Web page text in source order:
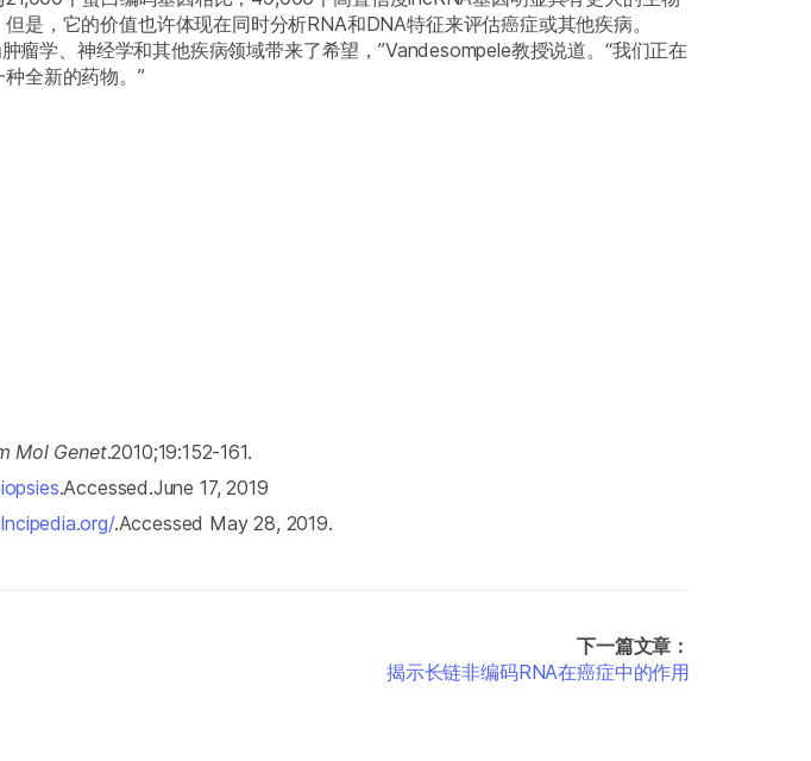
是，它的价值也许体现在同时分析RNA和DNA特征来评估癌症或其他疾病。
瘤学、神经学和其他疾病领域带来了希望，”Vandesompele教授说道。“我们正在
全新的药物。”
Mol Genet.2010;19:152-161.
.Accessed.June 17, 2019
lncipedia.org/.Accessed May 28, 2019.
下一篇文章：
揭示长链非编码RNA在癌症中的作用